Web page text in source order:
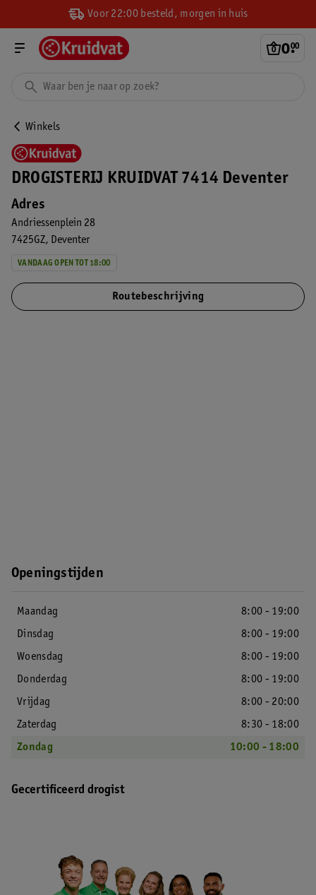
Voor 22:00 besteld, morgen in huis
0.
00
Winkels
DROGISTERIJ KRUIDVAT 7414 Deventer
Adres
Andriessenplein 28
7425GZ
Deventer
VANDAAG OPEN TOT 18:00
Routebeschrijving
Openingstijden
Maandag
8:00 - 19:00
Dinsdag
8:00 - 19:00
Woensdag
8:00 - 19:00
Donderdag
8:00 - 19:00
Vrijdag
8:00 - 20:00
Zaterdag
8:30 - 18:00
Zondag
10:00 - 18:00
Gecertificeerd drogist